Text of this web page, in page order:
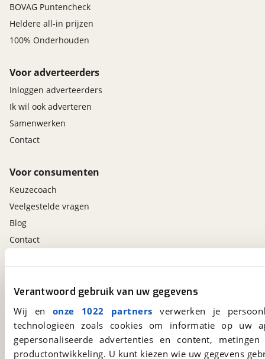
Verantwoord gebruik van uw gegevens
Wij en onze 1022 partners verwerken je
technologieën zoals cookies om informatie op
gepersonaliseerde advertenties en content,
productontwikkeling. U kunt kiezen wie uw gegevens
BOVAG Puntencheck
Heldere all-in prijzen
100% Onderhouden
Voor adverteerders
Inloggen adverteerders
Ik wil ook adverteren
Samenwerken
Contact
Voor consumenten
Keuzecoach
Veelgestelde vragen
Blog
Contact
viaBOVAG.nl
Altijd het meest recente aanbod bij de hand.
Download 'm nu.